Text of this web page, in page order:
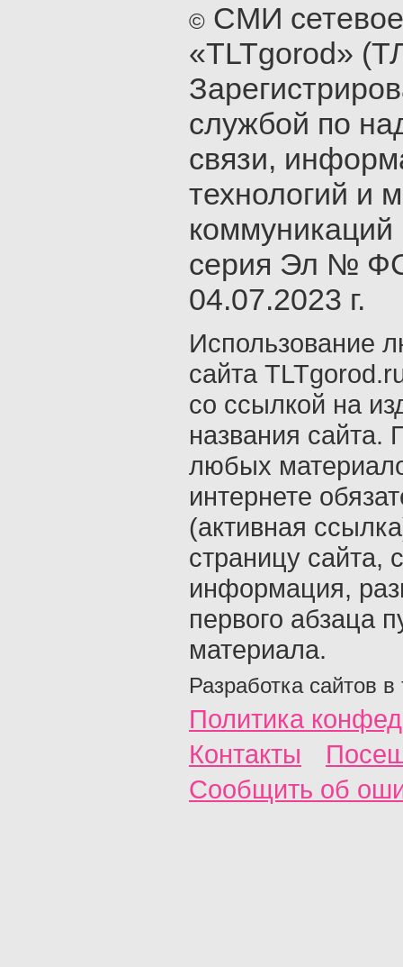
© СМИ
«TLTgorod»
службой по
связи,
технологий и
серия Эл №
04.07.2023 г.
Использование
сайта
со ссылкой на
названия сайта.
любых
интернете
(активная
страницу сайта,
информация,
первого абзаца
материала.
Разработка сайтов в
Политика
Контакты
Сообщить об